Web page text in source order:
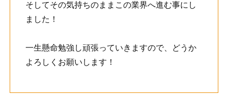
そしてその気持ちのままこの業界へ進む事にし
ました！
一生懸命勉強し頑張っていきますので、どうか
よろしくお願いします！